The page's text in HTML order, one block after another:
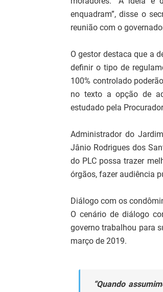
enquadram”, disse o
reunião com o
O gestor destaca que a
definir o tipo de
100% controlado
no texto a opção de
estudado pela
Administrador do
Jânio Rodrigues dos
do PLC possa trazer
órgãos, fazer audiência
Diálogo com os
O cenário de diálogo
governo trabalhou para
março de 2019.
“Quando